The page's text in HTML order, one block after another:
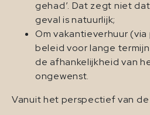
gehad’. Dat zegt niet
geval is natuurlijk;
Om vakantieverhuur
beleid voor lange
de afhankelijkheid van
ongewenst.
Vanuit het perspectief van